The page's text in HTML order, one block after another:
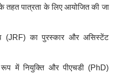
तहत पात्रता के लिए आयोजित की जा
(JRF) का पुरस्कार और असिस्टेंट
में नियुक्ति और पीएचडी (PhD)